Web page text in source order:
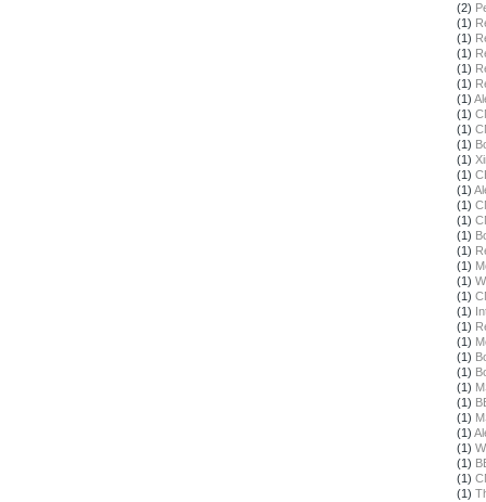
(2)
(1)
(1)
(1)
(1)
(1)
(1)
(1)
(1)
(1)
(1)
(1)
(1)
(1)
(1)
(1)
(1)
(1)
(1)
(1)
(1)
(1)
(1)
(1)
(1)
(1)
(1)
(1)
(1)
(1)
(1)
(1)
(1)